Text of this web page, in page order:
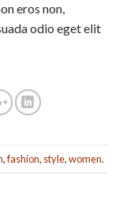
eros non,
odio eget elit
,fashion, style,women.